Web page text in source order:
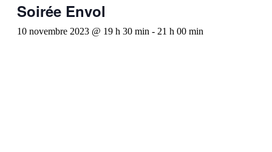
Soirée Envol
10 novembre 2023 @ 19 h 30 min - 21 h 00 min